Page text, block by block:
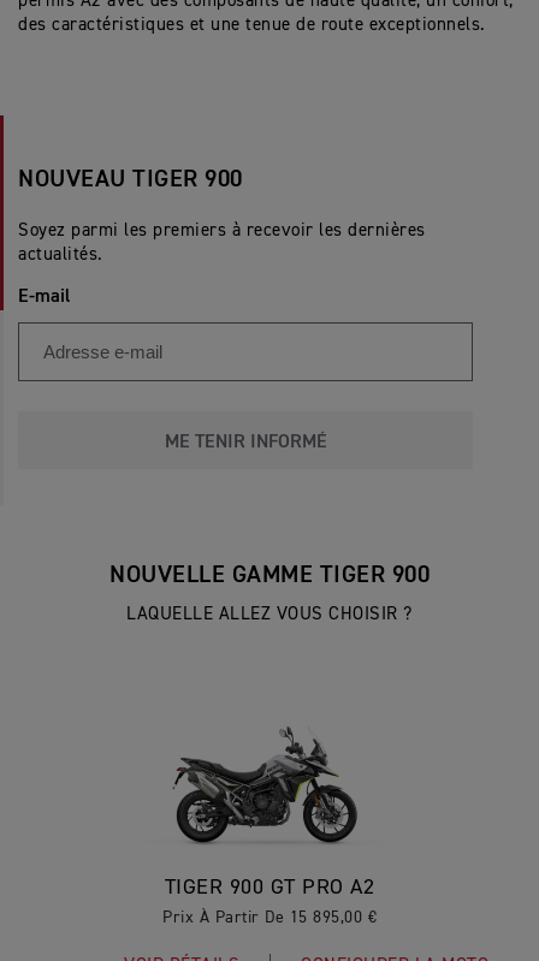
des caractéristiques et une tenue de route exceptionnels.
NOUVEAU TIGER 900
Soyez parmi les premiers à recevoir les dernières
actualités.
E-mail
ME TENIR INFORMÉ
NOUVELLE GAMME TIGER 900
LAQUELLE ALLEZ VOUS CHOISIR ?
TIGER 900 GT PRO A2
Prix À Partir De 15 895,00 €